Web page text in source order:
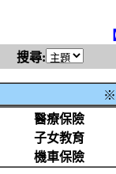
搜尋:
※
醫療保險
子女教育
機車保險